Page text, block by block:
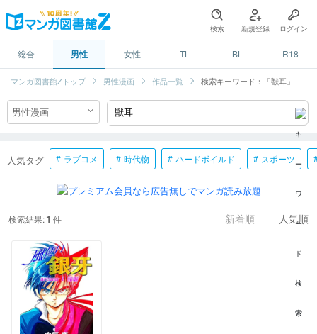
検索 新規登録 ログイン
総合 男性 女性 TL BL R18
マンガ図書館Zトップ 男性漫画 作品一覧 検索キーワード：「獣耳」
人気タグ ラブコメ 時代物 ハードボイルド スポーツ
検索結果:1 件 新着順 人気順